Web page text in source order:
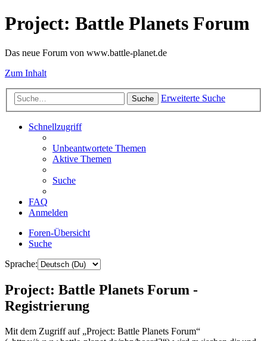
Project: Battle Planets Forum
Das neue Forum von www.battle-planet.de
Zum Inhalt
Suche Erweiterte Suche
Schnellzugriff
Unbeantwortete Themen
Aktive Themen
Suche
FAQ
Anmelden
Foren-Übersicht
Suche
Sprache:
Project: Battle Planets Forum -
Registrierung
Mit dem Zugriff auf „Project: Battle Planets Forum“